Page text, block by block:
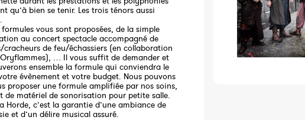
qu’à bien se tenir. Les trois ténors aussi
formules vous sont proposées, de la simple
au concert spectacle accompagné de
cracheurs de feu/échassiers (en collaboration
Oryflammes), … Il vous suffit de demander et
ensemble la formule qui conviendra le
évènement et votre budget. Nous pouvons
proposer une formule amplifiée par nos soins,
de matériel de sonorisation pour petite salle.
Horde, c’est la garantie d’une ambiance de
et d’un délire musical assuré.